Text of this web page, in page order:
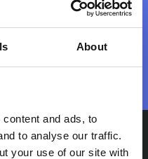
About
and ads, to
to analyse our traffic.
your use of our site with
komen? Boek